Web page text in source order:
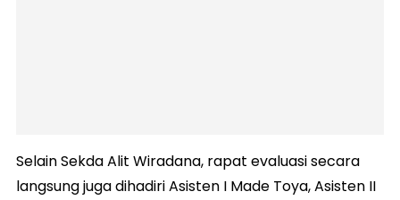
Selain Sekda Alit Wiradana, rapat evaluasi secara
langsung juga dihadiri Asisten I Made Toya, Asisten II